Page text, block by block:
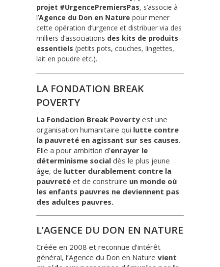
projet #UrgencePremiersPas, s’associe à
l’Agence du Don en Nature pour mener
cette opération d’urgence et distribuer via des
milliers d’associations des kits de produits
essentiels (petits pots, couches, lingettes,
lait en poudre etc.).
LA FONDATION BREAK
POVERTY
La Fondation Break Poverty est une
organisation humanitaire qui lutte contre
la pauvreté en agissant sur ses causes.
Elle a pour ambition d’enrayer le
déterminisme social dès le plus jeune
âge, de lutter durablement contre la
pauvreté et de construire un monde où
les enfants pauvres ne deviennent pas
des adultes pauvres.
L’AGENCE DU DON EN NATURE
Créée en 2008 et reconnue d’intérêt
général, l’Agence du Don en Nature vient